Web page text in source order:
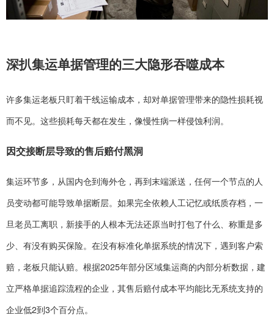
深扒集运单据管理的三大隐形吞噬成本
许多集运老板只盯着干线运输成本，却对单据管理带来的隐性损耗视
而不见。这些损耗每天都在发生，像慢性病一样侵蚀利润。
因交接断层导致的售后赔付黑洞
集运环节多，从国内仓到海外仓，再到末端派送，任何一个节点的人
员变动都可能导致单据断层。如果完全依赖人工记忆或纸质存档，一
旦老员工离职，新接手的人根本无法还原当时打包了什么、称重是多
少、有没有购买保险。在没有标准化单据系统的情况下，遇到客户索
赔，老板只能认赔。根据2025年部分区域集运商的内部分析数据，建
立严格单据追踪流程的企业，其售后赔付成本平均能比无系统支持的
企业低2到3个百分点。